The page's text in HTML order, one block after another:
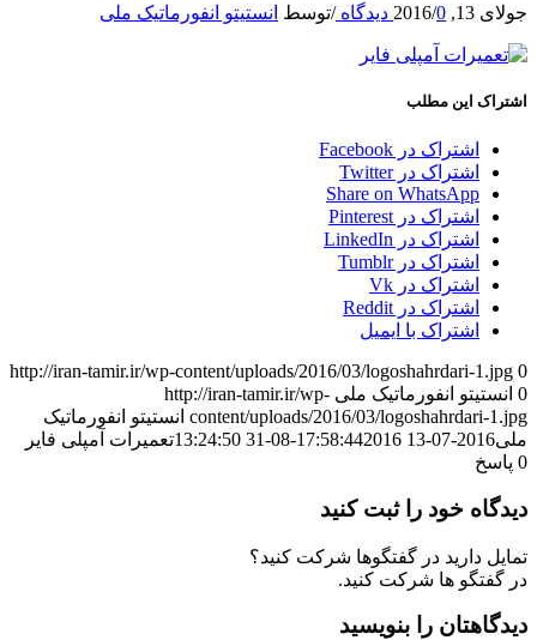
جولای 13, 2016 /0 دیدگاه /توسط انستیتو انفورماتیک ملی
اشتراک این مطلب
اشتراک در Facebook
اشتراک در Twitter
Share on WhatsApp
اشتراک در Pinterest
اشتراک در LinkedIn
اشتراک در Tumblr
اشتراک در Vk
اشتراک در Reddit
اشتراک با ایمیل
http://iran-tamir.ir/wp-content/uploads/2016/03/logoshahrdari-1.jpg 0
0 انستیتو انفورماتیک ملی http://iran-tamir.ir/wp-
content/uploads/2016/03/logoshahrdari-1.jpg انستیتو انفورماتیک
ملی2016-07-13 17:58:44
2016-08-31 13:24:50
تعمیرات آمپلی فایر
0 پاسخ
دیدگاه خود را ثبت کنید
تمایل دارید در گفتگوها شرکت کنید؟
در گفتگو ها شرکت کنید.
دیدگاهتان را بنویسید